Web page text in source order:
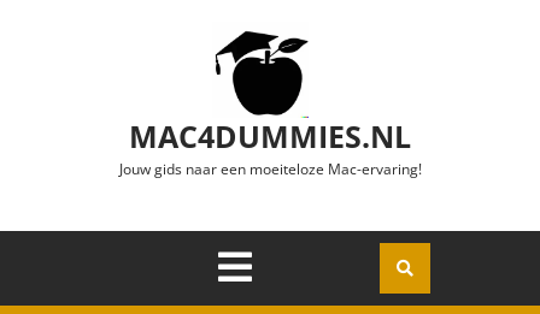
MAC4DUMMIES.NL
Jouw gids naar een moeiteloze Mac-ervaring!
Openen